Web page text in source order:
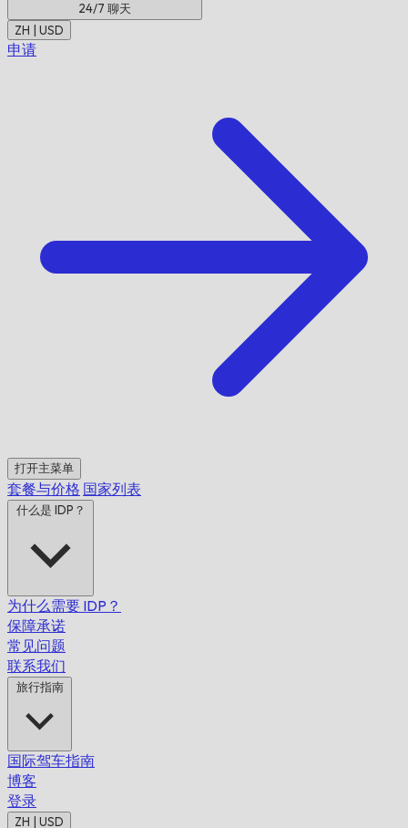
24/7 聊天
ZH | USD
申请
打开主菜单
套餐与价格 国家列表
什么是 IDP？
为什么需要 IDP？
保障承诺
常见问题
联系我们
旅行指南
国际驾车指南
博客
登录
ZH | USD